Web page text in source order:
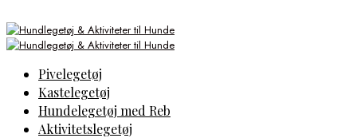
Pivelegetøj
Kastelegetøj
Hundelegetøj med Reb
Aktivitetslegetøj